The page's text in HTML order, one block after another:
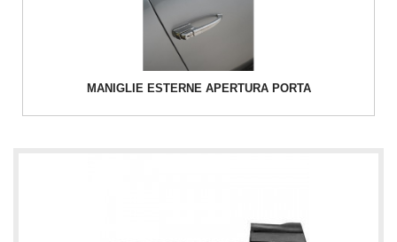
MANIGLIE ESTERNE APERTURA PORTA